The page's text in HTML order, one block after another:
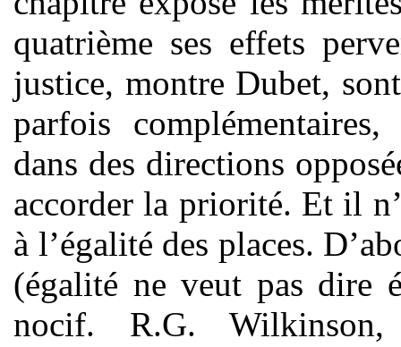
quatrième ses effets
justice, montre Dubet,
parfois
dans des directions
accorder la priorité. Et il
à l’égalité des places.
(égalité ne veut pas dire
nocif. R.G.